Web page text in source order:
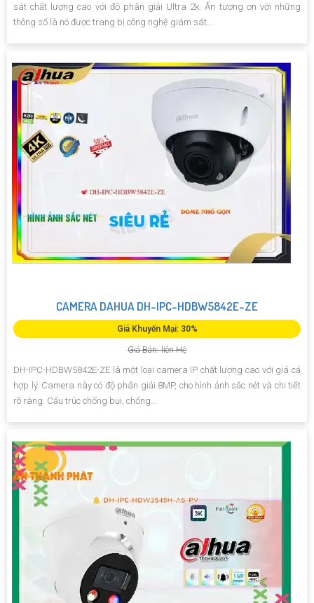
sát chất lượng cao với độ phân giải Ultra 2k. Ấn tượng ơn với những
thông số là nó được trang bị công nghệ giám sát...
CAMERA DAHUA DH-IPC-HDBW5842E-ZE
Giá Khuyến Mại: 30%
Giá Bán: liên Hệ
DH-IPC-HDBW5842E-ZE là một loại camera IP chất lượng cao với giá cả
hợp lý. Camera này có độ phân giải 8MP, cho hình ảnh sắc nét và chi tiết
rõ ràng. Cấu trúc chống bụi, chống...